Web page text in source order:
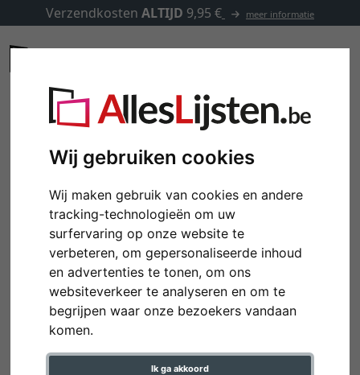
Wij gebruiken cookies
Wij maken gebruik van cookies en andere
tracking-technologieën om uw
surfervaring op onze website te
verbeteren, om gepersonaliseerde inhoud
en advertenties te tonen, om ons
websiteverkeer te analyseren en om te
begrijpen waar onze bezoekers vandaan
komen.
Ik ga akkoord
Verzendkosten ALTIJD 9,95 € meer informatie